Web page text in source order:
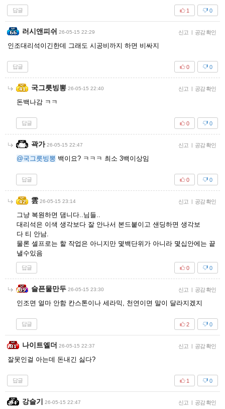
답글 0
1
러시앤피쉬 26-05-15 22:29 신고 | 공감 확인
인조대리석이긴한데 그래도 시공비까지 하면 비싸지
답글 0
0
국그릇빙뽕 26-05-15 22:40 신고 | 공감 확인
돈백나감 ㅋㅋ
답글 0
0
곽가 26-05-15 22:47 신고 | 공감 확인
@국그릇빙뽕 백이요? ㅋㅋㅋ 최소 3백이상임
답글 0
0
雲 26-05-15 23:14 신고 | 공감 확인
그냥 복원하면 댐니다..님들..
대리석은 이색 생각보다 잘 안나서 본드붙이고 샌딩하면 생각보
다 티 안남.
물론 셀프로는 할 작업은 아니지만 몇백단위가 아니라 몇십안에는 끝
낼수있음
답글 0
0
슬픈물만두 26-05-15 23:30 신고 | 공감 확인
인조면 얼마 안함 칸스톤이나 세라믹, 천연이면 말이 달라지겠지
답글 0
2
나이트엘더 26-05-15 22:37 신고 | 공감 확인
잘못인걸 아는데 돈내긴 싫다?
답글 0
1
강슬기 26-05-15 22:47 신고 | 공감 확인